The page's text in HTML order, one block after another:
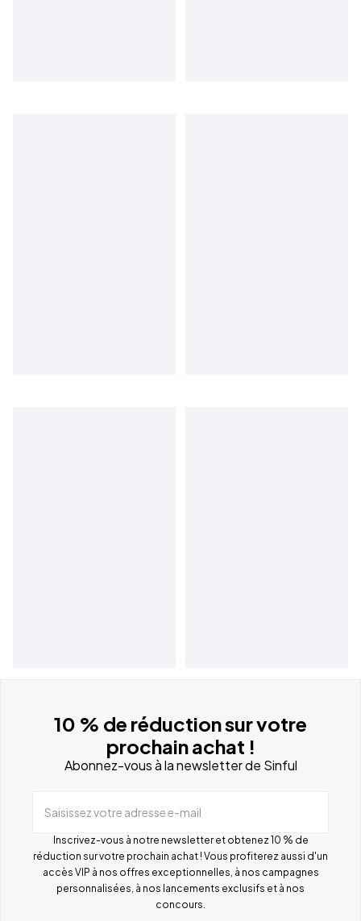
10 % de réduction sur votre
prochain achat !
Abonnez-vous à la newsletter de Sinful
Saisissez votre adresse e-mail
Inscrivez-vous à notre newsletter et obtenez 10 % de
réduction sur votre prochain achat ! Vous profiterez aussi d'un
accès VIP à nos offres exceptionnelles, à nos campagnes
personnalisées, à nos lancements exclusifs et à nos
concours.